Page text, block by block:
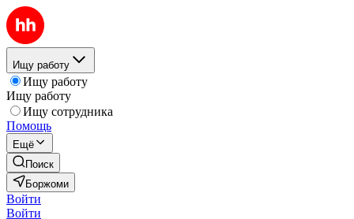
Ищу работу
Ищу работу
Ищу работу
Ищу сотрудника
Помощь
Ещё
Поиск
Боржоми
Войти
Войти